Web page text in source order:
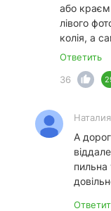
або
лівого
колія, а
Ответить
36
А
пильна